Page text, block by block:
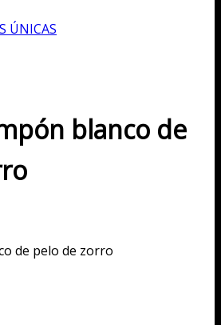
ÚNICAS
blanco de
de pelo de zorro